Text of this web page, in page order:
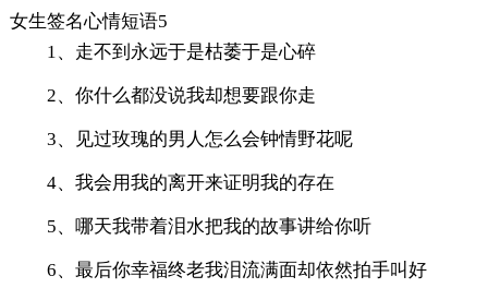
女生签名心情短语5
1、走不到永远于是枯萎于是心碎
2、你什么都没说我却想要跟你走
3、见过玫瑰的男人怎么会钟情野花呢
4、我会用我的离开来证明我的存在
5、哪天我带着泪水把我的故事讲给你听
6、最后你幸福终老我泪流满面却依然拍手叫好